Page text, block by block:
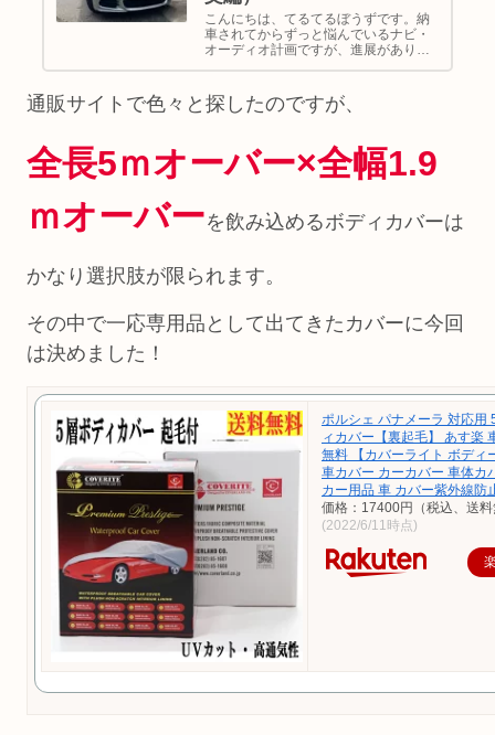
こんにちは、てるてるぼうずです。納
車されてからずっと悩んでいるナビ・
オーディオ計画ですが、進展がありま
ていた頃、KICKER KSS6704＋デッド
ニングをして頂...
通販サイトで色々と探したのですが、
全長5ｍオーバー×全幅1.9
ｍオーバーを飲み込めるボディカバーは
かなり選択肢が限られます。
その中で一応専用品として出てきたカバーに今回
は決めました！
ポルシェ パナメーラ 対応用
ィカバー【裏起毛】 あす楽
無料 【カバーライト ボディ
車カバー カーカバー 車体カ
カー用品 車 カバー紫外線防
価格：17400円（税込、送
(2022/6/11時点)